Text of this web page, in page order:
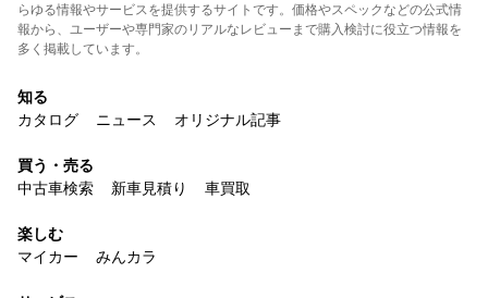
らゆる情報やサービスを提供するサイトです。価格やスペックなどの公式情
報から、ユーザーや専門家のリアルなレビューまで購入検討に役立つ情報を
多く掲載しています。
知る
カタログ
ニュース オリジナル記事
買う・売る
中古車検索
新車見積り 車買取
楽しむ
マイカー
みんカラ